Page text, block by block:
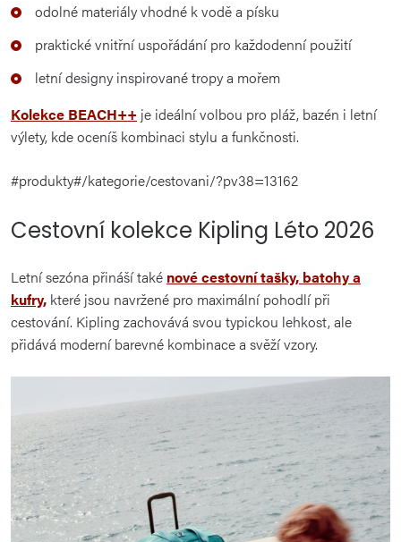
odolné materiály vhodné k vodě a písku
praktické vnitřní uspořádání pro každodenní použití
letní designy inspirované tropy a mořem
Kolekce BEACH++ je ideální volbou pro pláž, bazén i letní
výlety, kde oceníš kombinaci stylu a funkčnosti.
#produkty#/kategorie/cestovani/?pv38=13162
Cestovní kolekce Kipling Léto 2026
Letní sezóna přináší také nové cestovní tašky, batohy a
kufry, které jsou navržené pro maximální pohodlí při
cestování. Kipling zachovává svou typickou lehkost, ale
přidává moderní barevné kombinace a svěží vzory.